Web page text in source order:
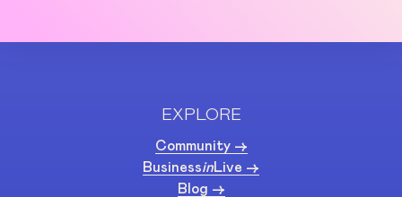
EXPLORE
Community ->
BusinessinLive ->
Blog ->